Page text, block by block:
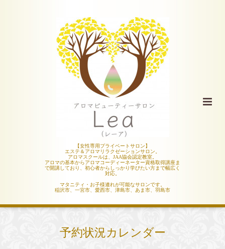
【女性専用プライベートサロン】
エステ＆アロマリラクゼーションサロン。
アロマスクールは、JAA協会認定教室。
アロマの基本からアロマコーディーネーター資格取得講座ま
で開講しており、初心者からしっかり学びたい方まで幅広く
対応。
マタニティ・お子様連れが可能なサロンです。
稲沢市、一宮市、愛西市、津島市、あま市、羽島市
予約状況カレンダー